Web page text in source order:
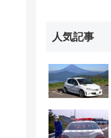
人気記事